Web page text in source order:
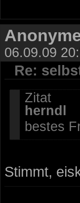
06.09.09
Re:
Zitat
herndl
bestes
Stimmt,